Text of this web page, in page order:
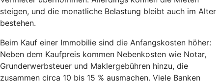
steigen, und die monatliche Belastung bleibt auch im Alter
bestehen.
Beim Kauf einer Immobilie sind die Anfangskosten höher:
Neben dem Kaufpreis kommen Nebenkosten wie Notar,
Grunderwerbsteuer und Maklergebühren hinzu, die
zusammen circa 10 bis 15 % ausmachen. Viele Banken